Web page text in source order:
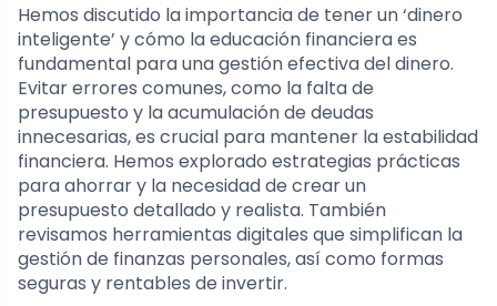
Hemos discutido la importancia de tener un ‘dinero
inteligente’ y cómo la educación financiera es
fundamental para una gestión efectiva del dinero.
Evitar errores comunes, como la falta de
presupuesto y la acumulación de deudas
innecesarias, es crucial para mantener la estabilidad
financiera. Hemos explorado estrategias prácticas
para ahorrar y la necesidad de crear un
presupuesto detallado y realista. También
revisamos herramientas digitales que simplifican la
gestión de finanzas personales, así como formas
seguras y rentables de invertir.